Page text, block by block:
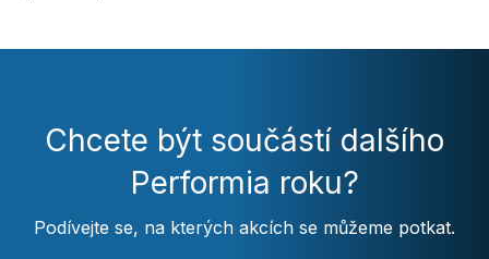
Chcete být součástí dalšího
Performia roku?
Podívejte se, na kterých akcích se můžeme potkat.